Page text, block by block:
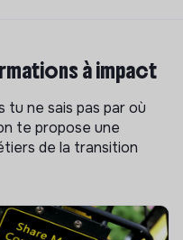
à impact
ne sais pas par où
te propose une
de la transition